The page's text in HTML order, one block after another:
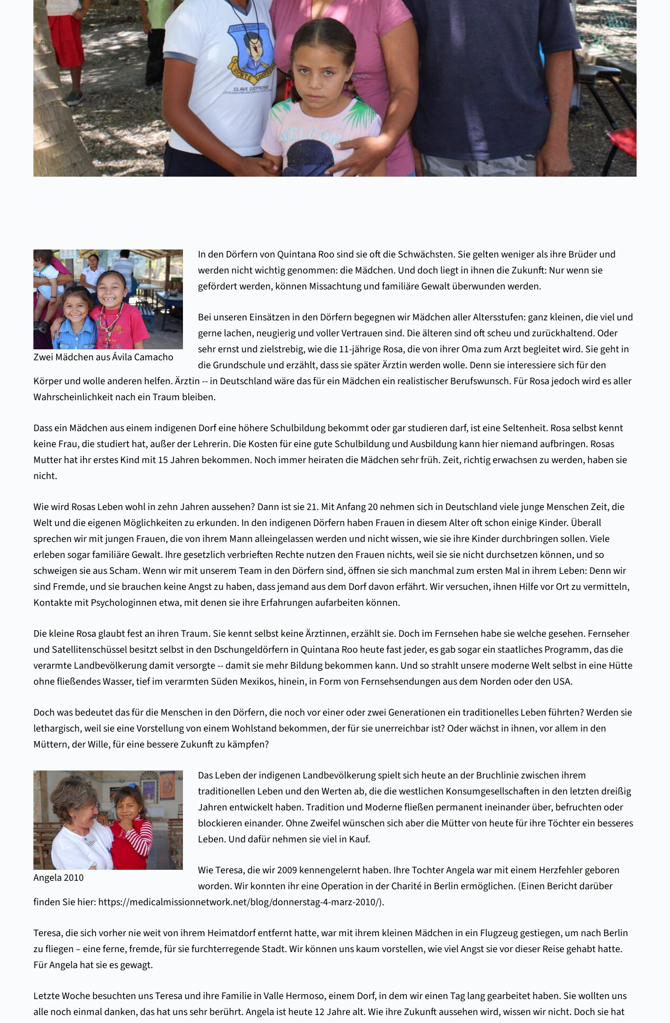
Zwei Mädchen aus Ávila Camacho
In den Dörfern von Quintana Roo sind sie oft die Schwächsten. Sie gelten weniger als ihre Brüder und
werden nicht wichtig genommen: die Mädchen. Und doch liegt in ihnen die Zukunft: Nur wenn sie
gefördert werden, können Missachtung und familiäre Gewalt überwunden werden.
Bei unseren Einsätzen in den Dörfern begegnen wir Mädchen aller Altersstufen: ganz kleinen, die viel und
gerne lachen, neugierig und voller Vertrauen sind. Die älteren sind oft scheu und zurückhaltend. Oder
sehr ernst und zielstrebig, wie die 11-jährige Rosa, die von ihrer Oma zum Arzt begleitet wird. Sie geht in
die Grundschule und erzählt, dass sie später Ärztin werden wolle. Denn sie interessiere sich für den
Körper und wolle anderen helfen. Ärztin -- in Deutschland wäre das für ein Mädchen ein realistischer Berufswunsch. Für Rosa jedoch wird es aller
Wahrscheinlichkeit nach ein Traum bleiben.
Dass ein Mädchen aus einem indigenen Dorf eine höhere Schulbildung bekommt oder gar studieren darf, ist eine Seltenheit. Rosa selbst kennt
keine Frau, die studiert hat, außer der Lehrerin. Die Kosten für eine gute Schulbildung und Ausbildung kann hier niemand aufbringen. Rosas
Mutter hat ihr erstes Kind mit 15 Jahren bekommen. Noch immer heiraten die Mädchen sehr früh. Zeit, richtig erwachsen zu werden, haben sie
nicht.
Wie wird Rosas Leben wohl in zehn Jahren aussehen? Dann ist sie 21. Mit Anfang 20 nehmen sich in Deutschland viele junge Menschen Zeit, die
Welt und die eigenen Möglichkeiten zu erkunden. In den indigenen Dörfern haben Frauen in diesem Alter oft schon einige Kinder. Überall
sprechen wir mit jungen Frauen, die von ihrem Mann alleingelassen werden und nicht wissen, wie sie ihre Kinder durchbringen sollen. Viele
erleben sogar familiäre Gewalt. Ihre gesetzlich verbrieften Rechte nutzen den Frauen nichts, weil sie sie nicht durchsetzen können, und so
schweigen sie aus Scham. Wenn wir mit unserem Team in den Dörfern sind, öffnen sie sich manchmal zum ersten Mal in ihrem Leben: Denn wir
sind Fremde, und sie brauchen keine Angst zu haben, dass jemand aus dem Dorf davon erfährt. Wir versuchen, ihnen Hilfe vor Ort zu vermitteln,
Kontakte mit Psychologinnen etwa, mit denen sie ihre Erfahrungen aufarbeiten können.
Die kleine Rosa glaubt fest an ihren Traum. Sie kennt selbst keine Ärztinnen, erzählt sie. Doch im Fernsehen habe sie welche gesehen. Fernseher
und Satellitenschüssel besitzt selbst in den Dschungeldörfern in Quintana Roo heute fast jeder, es gab sogar ein staatliches Programm, das die
verarmte Landbevölkerung damit versorgte -- damit sie mehr Bildung bekommen kann. Und so strahlt unsere moderne Welt selbst in eine Hütte
ohne fließendes Wasser, tief im verarmten Süden Mexikos, hinein, in Form von Fernsehsendungen aus dem Norden oder den USA.
Doch was bedeutet das für die Menschen in den Dörfern, die noch vor einer oder zwei Generationen ein traditionelles Leben führten? Werden sie
lethargisch, weil sie eine Vorstellung von einem Wohlstand bekommen, der für sie unerreichbar ist? Oder wächst in ihnen, vor allem in den
Müttern, der Wille, für eine bessere Zukunft zu kämpfen?
Angela 2010
Das Leben der indigenen Landbevölkerung spielt sich heute an der Bruchlinie zwischen ihrem
traditionellen Leben und den Werten ab, die die westlichen Konsumgesellschaften in den letzten dreißig
Jahren entwickelt haben. Tradition und Moderne fließen permanent ineinander über, befruchten oder
blockieren einander. Ohne Zweifel wünschen sich aber die Mütter von heute für ihre Töchter ein besseres
Leben. Und dafür nehmen sie viel in Kauf.
Wie Teresa, die wir 2009 kennengelernt haben. Ihre Tochter Angela war mit einem Herzfehler geboren
worden. Wir konnten ihr eine Operation in der Charité in Berlin ermöglichen. (Einen Bericht darüber
finden Sie hier: https://medicalmissionnetwork.net/blog/donnerstag-4-marz-2010/).
Teresa, die sich vorher nie weit von ihrem Heimatdorf entfernt hatte, war mit ihrem kleinen Mädchen in ein Flugzeug gestiegen, um nach Berlin
zu fliegen – eine ferne, fremde, für sie furchterregende Stadt. Wir können uns kaum vorstellen, wie viel Angst sie vor dieser Reise gehabt hatte.
Für Angela hat sie es gewagt.
Letzte Woche besuchten uns Teresa und ihre Familie in Valle Hermoso, einem Dorf, in dem wir einen Tag lang gearbeitet haben. Sie wollten uns
alle noch einmal danken, das hat uns sehr berührt. Angela ist heute 12 Jahre alt. Wie ihre Zukunft aussehen wird, wissen wir nicht. Doch sie hat